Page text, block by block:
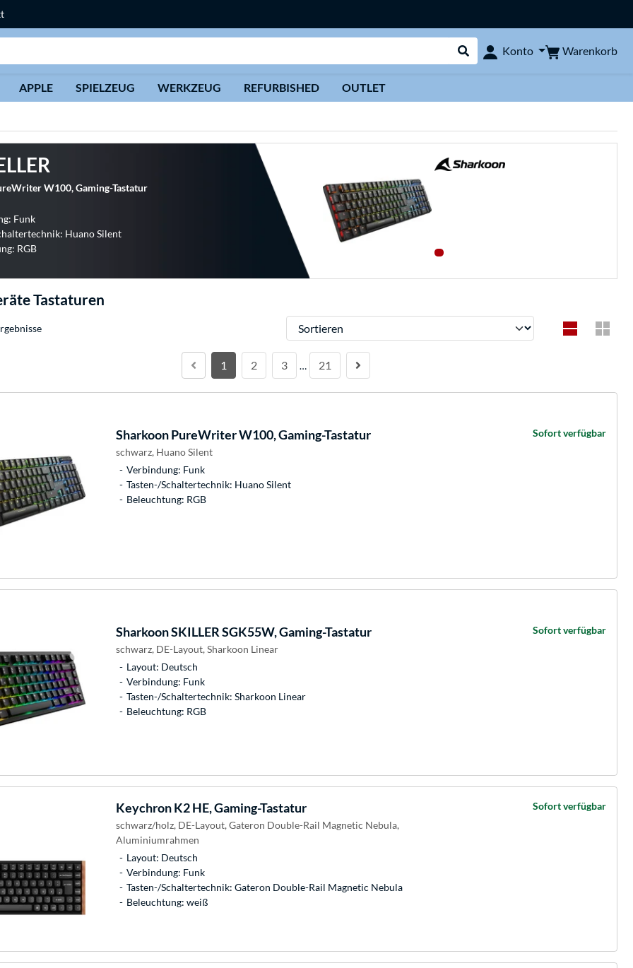
Suche durchführen
Konto Warenkorb
APPLE SPIELZEUG WERKZEUG REFURBISHED OUTLET
W100, Gaming-Tastatur
Funk
Huano Silent
RGB
Tastaturen
Sortieren
1 2 3 … 21
SharkoonPureWriter W100, Gaming-Tastatur
schwarz, Huano Silent
Verbindung: Funk
Tasten-/Schaltertechnik: Huano Silent
Beleuchtung: RGB
Sofort verfügbar
SharkoonSKILLER SGK55W, Gaming-Tastatur
schwarz, DE-Layout, Sharkoon Linear
Layout: Deutsch
Verbindung: Funk
Tasten-/Schaltertechnik: Sharkoon Linear
Beleuchtung: RGB
Sofort verfügbar
KeychronK2 HE, Gaming-Tastatur
schwarz/holz, DE-Layout, Gateron Double-Rail Magnetic Nebula,
Aluminiumrahmen
Layout: Deutsch
Verbindung: Funk
Tasten-/Schaltertechnik: Gateron Double-Rail Magnetic Nebula
Beleuchtung: weiß
Sofort verfügbar